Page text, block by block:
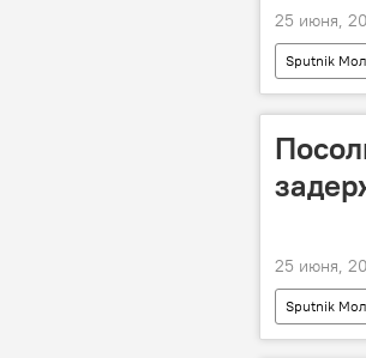
25 июня,
Sputnik
25 июня,
Sputnik